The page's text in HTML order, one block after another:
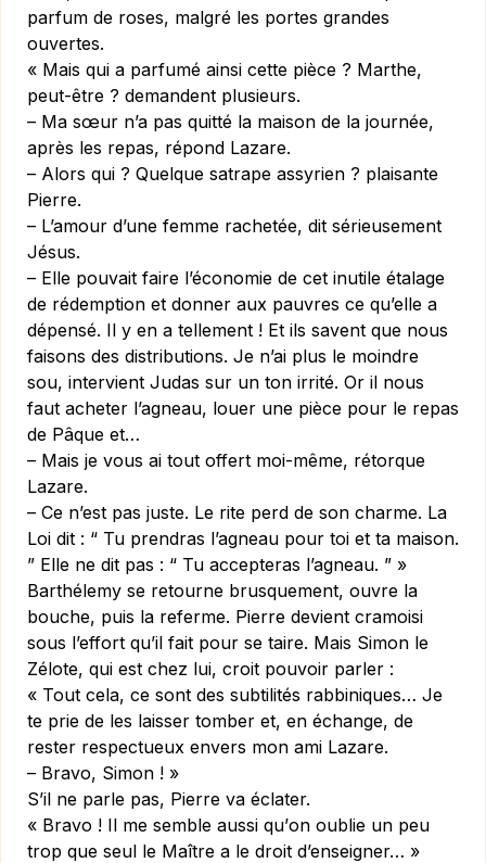
parfum de roses, malgré les portes grandes
ouvertes.
« Mais qui a parfumé ainsi cette pièce ? Marthe,
peut-être ? demandent plusieurs.
– Ma sœur n’a pas quitté la maison de la journée,
après les repas, répond Lazare.
– Alors qui ? Quelque satrape assyrien ? plaisante
Pierre.
– L’amour d’une femme rachetée, dit sérieusement
Jésus.
– Elle pouvait faire l’économie de cet inutile étalage
de rédemption et donner aux pauvres ce qu’elle a
dépensé. Il y en a tellement ! Et ils savent que nous
faisons des distributions. Je n’ai plus le moindre
sou, intervient Judas sur un ton irrité. Or il nous
faut acheter l’agneau, louer une pièce pour le repas
de Pâque et…
– Mais je vous ai tout offert moi-même, rétorque
Lazare.
– Ce n’est pas juste. Le rite perd de son charme. La
Loi dit : “ Tu prendras l’agneau pour toi et ta maison.
” Elle ne dit pas : “ Tu accepteras l’agneau. ” »
Barthélemy se retourne brusquement, ouvre la
bouche, puis la referme. Pierre devient cramoisi
sous l’effort qu’il fait pour se taire. Mais Simon le
Zélote, qui est chez lui, croit pouvoir parler :
« Tout cela, ce sont des subtilités rabbiniques… Je
te prie de les laisser tomber et, en échange, de
rester respectueux envers mon ami Lazare.
– Bravo, Simon ! »
S’il ne parle pas, Pierre va éclater.
« Bravo ! Il me semble aussi qu’on oublie un peu
trop que seul le Maître a le droit d’enseigner… »